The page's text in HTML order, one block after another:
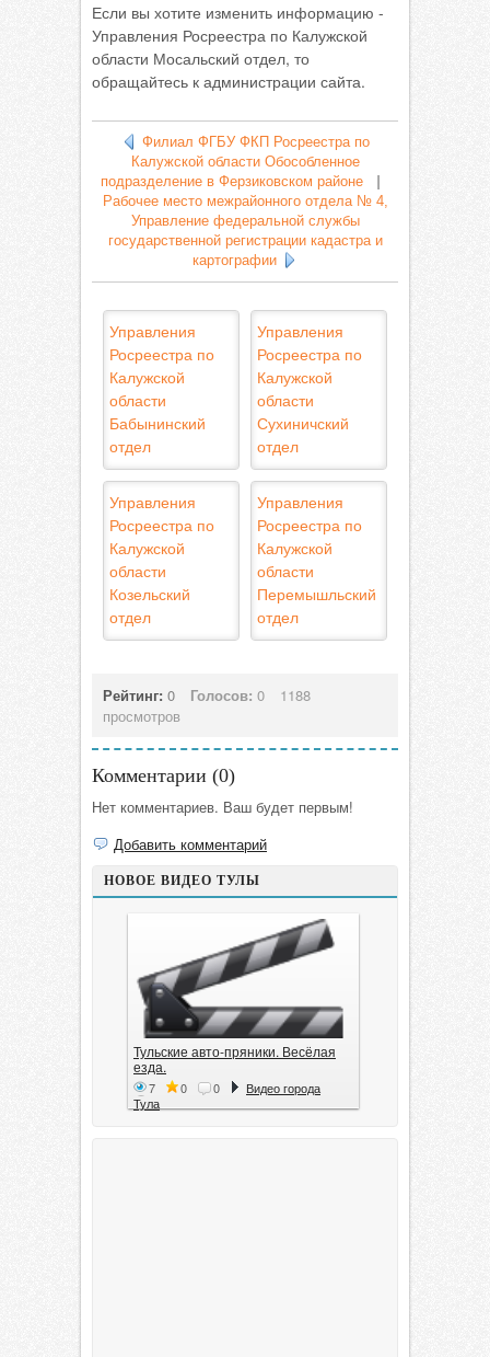
Если вы хотите изменить информацию -
Управления Росреестра по Калужской
области Мосальский отдел, то
обращайтесь к администрации сайта.
Филиал ФГБУ ФКП Росреестра по
Калужской области Обособленное
подразделение в Ферзиковском районе
Рабочее место межрайонного отдела № 4,
Управление федеральной службы
государственной регистрации кадастра и
картографии
Управления
Росреестра по
Калужской
области
Бабынинский
отдел
Управления
Росреестра по
Калужской
области
Сухиничский
отдел
Управления
Росреестра по
Калужской
области
Козельский
отдел
Управления
Росреестра по
Калужской
области
Перемышльский
отдел
Рейтинг: 0 Голосов: 0
1188
просмотров
Комментарии (0)
Нет комментариев. Ваш будет первым!
Добавить комментарий
НОВОЕ ВИДЕО ТУЛЫ
Тульские авто-пряники. Весёлая
езда.
7 0 0
Видео города
Тула